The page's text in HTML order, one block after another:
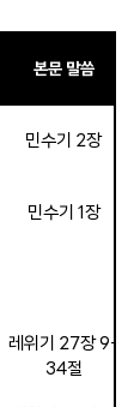
본문 말씀
민수기 2장
민수기 1장
레위기 27장 9-
34절